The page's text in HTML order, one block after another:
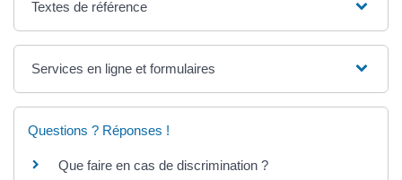
Textes de référence
Services en ligne et formulaires
Questions ? Réponses !
Que faire en cas de discrimination ?